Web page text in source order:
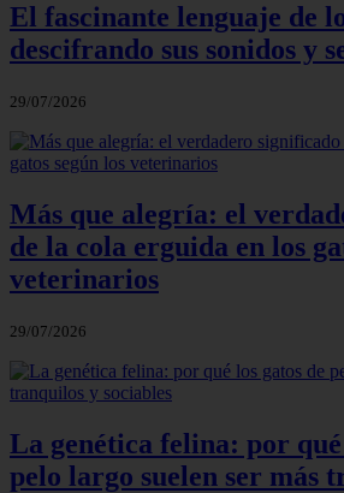
El fascinante lenguaje de
descifrando sus sonidos y
29/07/2026
Más que alegría: el
de la cola erguida en los
veterinarios
29/07/2026
La genética felina: por qué
pelo largo suelen ser más